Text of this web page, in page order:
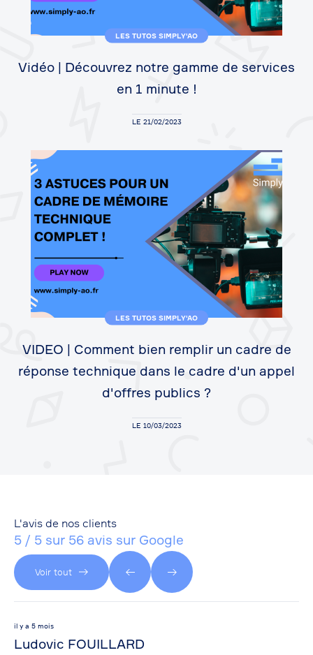
LES TUTOS SIMPLY'AO
Vidéo | Découvrez notre gamme de services
en 1 minute !
LE 21/02/2023
LES TUTOS SIMPLY'AO
VIDEO | Comment bien remplir un cadre de
réponse technique dans le cadre d'un appel
d'offres publics ?
LE 10/03/2023
L'avis de nos clients
5 / 5 sur 56 avis sur Google
Voir tout
il y a 5 mois
Ludovic FOUILLARD